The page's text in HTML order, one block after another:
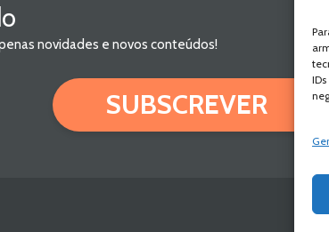
novidades e novos conteúdos!
SUBSCREVER